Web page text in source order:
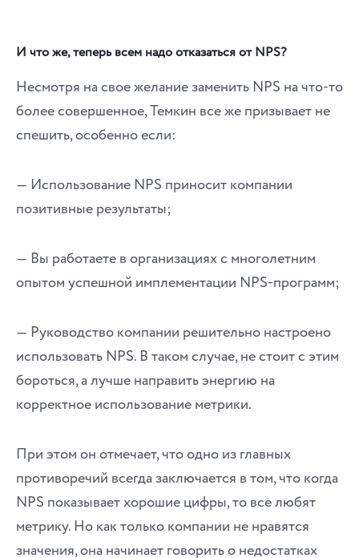
И что же, теперь всем надо отказаться от NPS?
Несмотря на свое желание заменить NPS на что-то
более совершенное, Темкин все же призывает не
спешить, особенно если:
― Использование NPS приносит компании
позитивные результаты;
― Вы работаете в организациях с многолетним
опытом успешной имплементации NPS-программ;
― Руководство компании решительно настроено
использовать NPS. В таком случае, не стоит с этим
бороться, а лучше направить энергию на
корректное использование метрики.
При этом он отмечает, что одно из главных
противоречий всегда заключается в том, что когда
NPS показывает хорошие цифры, то все любят
метрику. Но как только компании не нравятся
значения, она начинает говорить о недостатках